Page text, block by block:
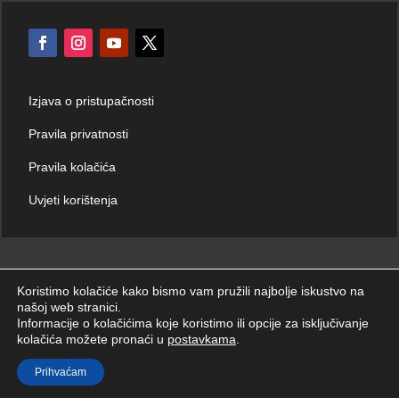
Izjava o pristupačnosti
Pravila privatnosti
Pravila kolačića
Uvjeti korištenja
© Hrvatski zavod za hitnu medicinu 2026. | Sva prava zadržana.
Koristimo kolačiće kako bismo vam pružili najbolje iskustvo na
našoj web stranici.
Informacije o kolačićima koje koristimo ili opcije za isključivanje
kolačića možete pronaći u postavkama
Prihvaćam